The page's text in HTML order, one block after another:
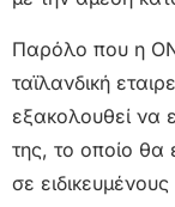
Παρόλο που η
ταϊλανδική
εξακολουθεί να
της, το οποίο θα
σε